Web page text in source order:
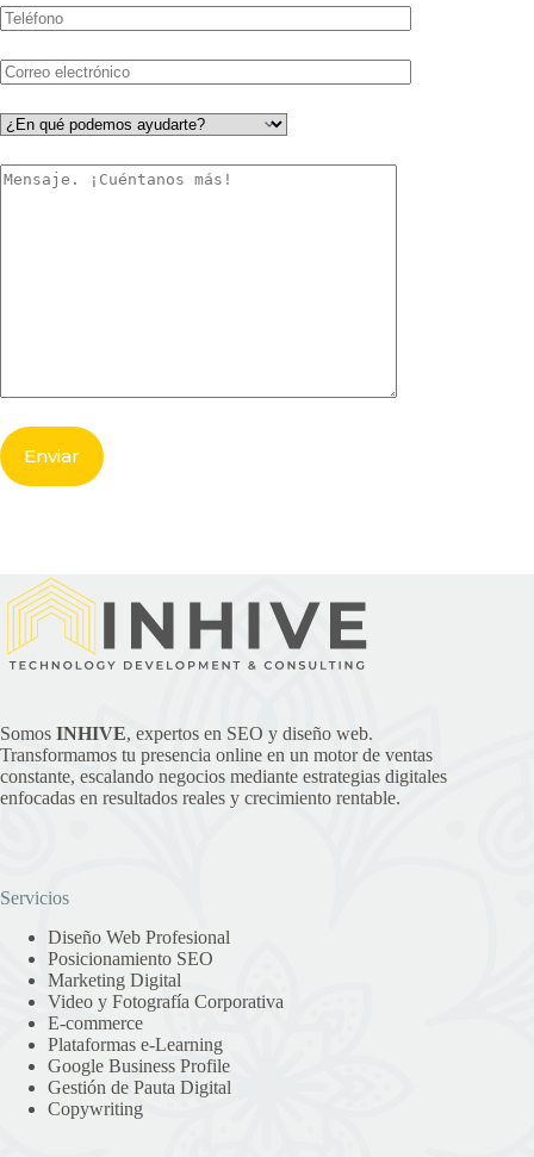
Somos INHIVE, expertos en SEO y diseño web.
Transformamos tu presencia online en un motor de ventas
constante, escalando negocios mediante estrategias digitales
enfocadas en resultados reales y crecimiento rentable.
Servicios
Diseño Web Profesional
Posicionamiento SEO
Marketing Digital
Video y Fotografía Corporativa
E-commerce
Plataformas e-Learning
Google Business Profile
Gestión de Pauta Digital
Copywriting